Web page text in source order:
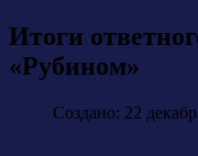
Итоги
«Рубином»
Создано: 22